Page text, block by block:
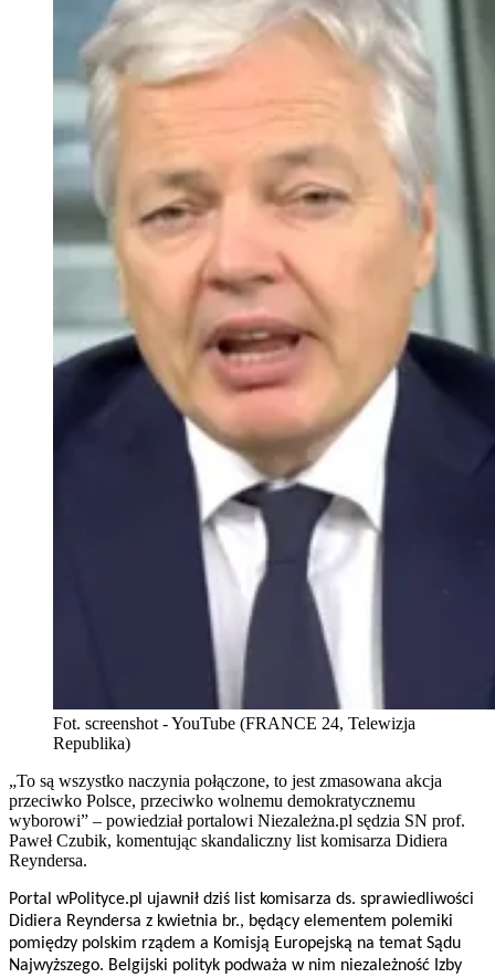
Fot. screenshot - YouTube (FRANCE 24, Telewizja
Republika)
„To są wszystko naczynia połączone, to jest zmasowana akcja
przeciwko Polsce, przeciwko wolnemu demokratycznemu
wyborowi” – powiedział portalowi Niezależna.pl sędzia SN prof.
Paweł Czubik, komentując skandaliczny list komisarza Didiera
Reyndersa.
Portal wPolityce.pl ujawnił dziś list komisarza ds. sprawiedliwości
Didiera Reyndersa z kwietnia br., będący elementem polemiki
pomiędzy polskim rządem a Komisją Europejską na temat Sądu
Najwyższego. Belgijski polityk podważa w nim niezależność Izby